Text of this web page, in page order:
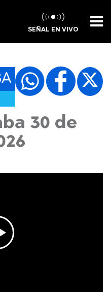
SEÑAL EN VIVO
30 de